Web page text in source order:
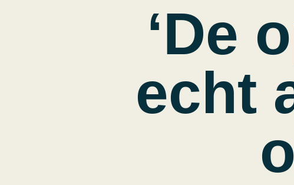
‘De
echt